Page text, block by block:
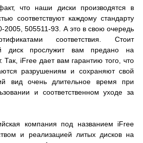
что наши диски производятся в
соответствуют каждому стандарту
2005, 505511-93. А это в свою очередь
соответствия. Стоит
диск прослужит вам предано на
Так, iFree дает вам гарантию того, что
разрушениям и сохраняют свой
вид очень длительное время при
и соответственном уходе за
компания под названием iFree
и реализацией литых дисков на